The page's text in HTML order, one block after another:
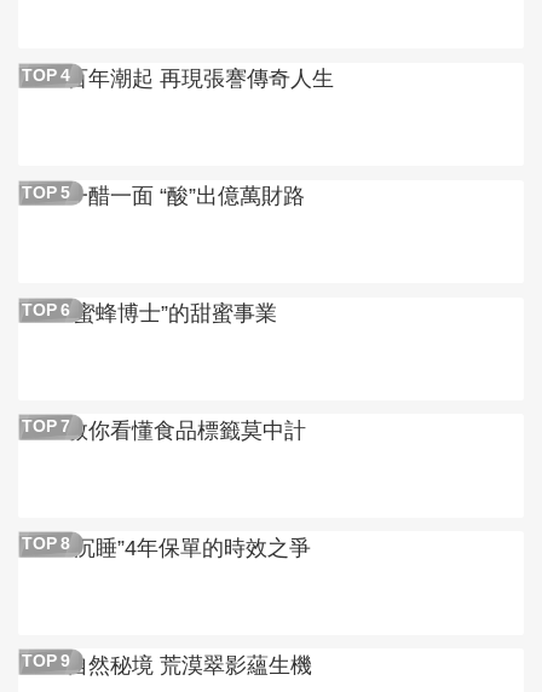
TOP 4百年潮起 再現張謇傳奇人生
TOP 5一醋一面 “酸”出億萬財路
TOP 6“蜜蜂博士”的甜蜜事業
TOP 7教你看懂食品標籤莫中計
TOP 8“沉睡”4年保單的時效之爭
TOP 9自然秘境 荒漠翠影蘊生機